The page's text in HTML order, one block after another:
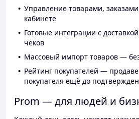
Управление товарами,
кабинете
Готовые интеграции с
чеков
Массовый импорт товаров —
Рейтинг покупателей —
покупателя ещё до
Prom — для людей и